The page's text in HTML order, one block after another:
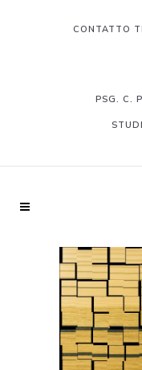
CONTATTO
PSG. C.